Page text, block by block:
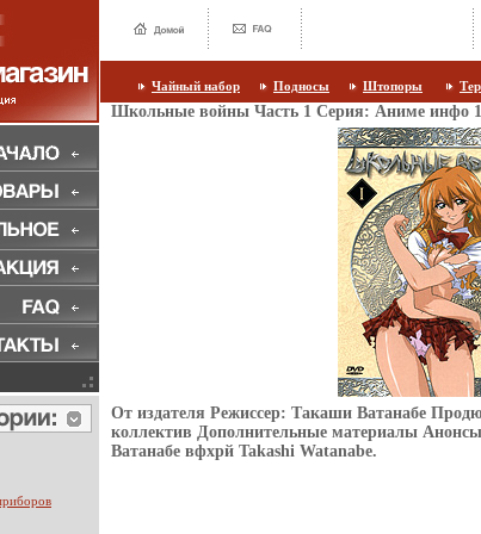
Чайный набор Подносы Штопоры
Школьные войны Часть 1 Серия: Аниме инфо
От издателя Режиссер: Такаши Ватанабе
коллектив Дополнительные материалы
Ватанабе вфхрй Takashi Watanabe.